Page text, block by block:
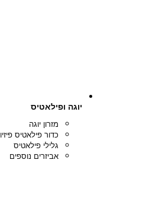
יוגה ופילאטיס
מזרון יוגה
כדור פילאטיס פיזיו
גלילי פילאטיס
אביזרים נוספים